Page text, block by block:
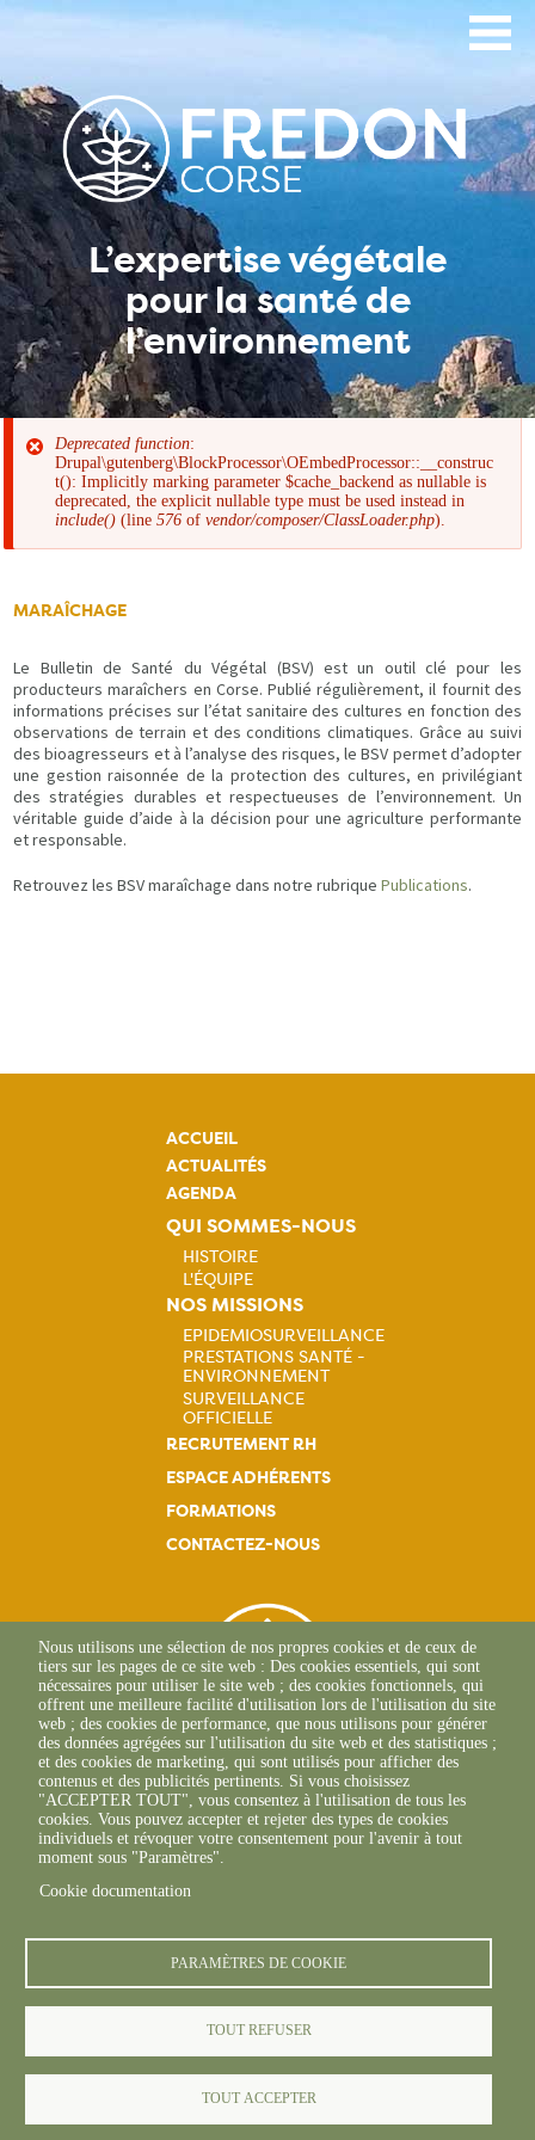
Aller
L’expertise végétale
pour la santé de
l’environnement
Message
d'erreur
Deprecated function:
Drupal\gutenberg\BlockProcessor\OEmbedProcessor::__construc
t(): Implicitly marking parameter $cache_backend as nullable is
deprecated, the explicit nullable type must be used instead in
include() (line576 ofvendor/composer/ClassLoader.php).
MARAÎCHAGE
Le Bulletin de Santé du Végétal (BSV) est un outil clé pour les
producteurs maraîchers en Corse. Publié régulièrement, il fournit des
informations précises sur l’état sanitaire des cultures en fonction des
observations de terrain et des conditions climatiques. Grâce au suivi
des bioagresseurs et à l’analyse des risques, le BSV permet d’adopter
une gestion raisonnée de la protection des cultures, en privilégiant
des stratégies durables et respectueuses de l’environnement. Un
véritable guide d’aide à la décision pour une agriculture performante
et responsable.
Retrouvez les BSV maraîchage dans notre rubriquePublications.
Nous utilisons une sélection de nos propres cookies et de ceux de
tiers sur les pages de ce site web : Des cookies essentiels, qui sont
nécessaires pour utiliser le site web ; des cookies fonctionnels, qui
offrent une meilleure facilité d'utilisation lors de l'utilisation du site
web ; des cookies de performance, que nous utilisons pour générer
des données agrégées sur l'utilisation du site web et des statistiques ;
et des cookies de marketing, qui sont utilisés pour afficher des
contenus et des publicités pertinents. Si vous choisissez
"ACCEPTER TOUT", vous consentez à l'utilisation de tous les
cookies. Vous pouvez accepter et rejeter des types de cookies
individuels et révoquer votre consentement pour l'avenir à tout
moment sous "Paramètres".
Cookie documentation
PARAMÈTRES DE COOKIE
TOUT REFUSER
TOUT ACCEPTER
ACCUEIL
ACTUALITÉS
AGENDA
QUI SOMMES-NOUS
Navigation
principale
HISTOIRE
L'ÉQUIPE
NOS MISSIONS
Navigation
principale
EPIDEMIOSURVEILLANCE
PRESTATIONS SANTÉ -
ENVIRONNEMENT
SURVEILLANCE
OFFICIELLE
RECRUTEMENT RH
ESPACE ADHÉRENTS
FORMATIONS
CONTACTEZ-NOUS
L'Osteria
20117 CAURO
+33 04 95 26 68 81
© FREDON 2024 -Mentions légales